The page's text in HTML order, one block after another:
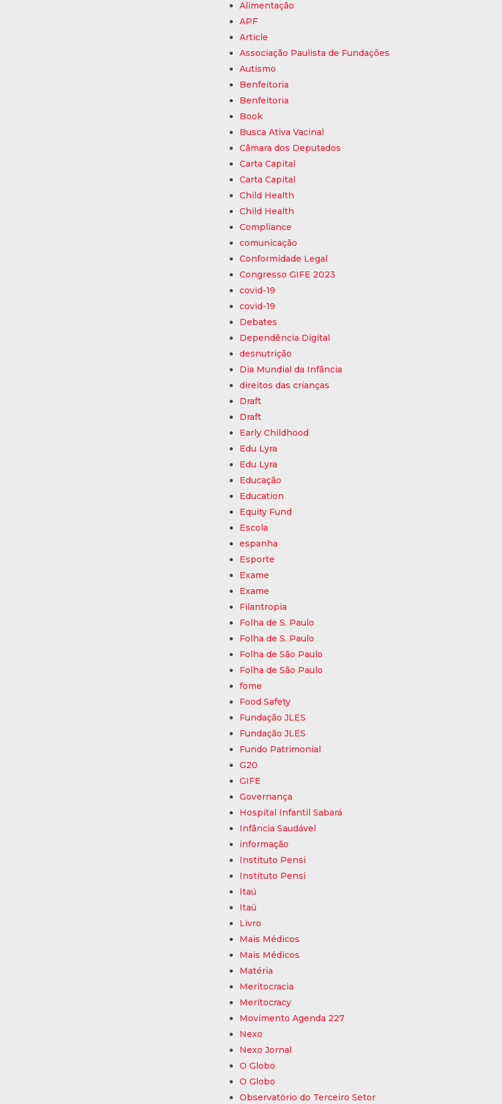
Alimentação
APF
Article
Associação Paulista de Fundações
Autismo
Benfeitoria
Benfeitoria
Book
Busca Ativa Vacinal
Câmara dos Deputados
Carta Capital
Carta Capital
Child Health
Child Health
Compliance
comunicação
Conformidade Legal
Congresso GIFE 2023
covid-19
covid-19
Debates
Dependência Digital
desnutrição
Dia Mundial da Infância
direitos das crianças
Draft
Draft
Early Childhood
Edu Lyra
Edu Lyra
Educação
Education
Equity Fund
Escola
espanha
Esporte
Exame
Exame
Filantropia
Folha de S. Paulo
Folha de S. Paulo
Folha de São Paulo
Folha de São Paulo
fome
Food Safety
Fundação JLES
Fundação JLES
Fundo Patrimonial
G20
GIFE
Governança
Hospital Infantil Sabará
Infância Saudável
informação
Instituto Pensi
Instituto Pensi
Itaú
Itaú
Livro
Mais Médicos
Mais Médicos
Matéria
Meritocracia
Meritocracy
Movimento Agenda 227
Nexo
Nexo Jornal
O Globo
O Globo
Observatório do Terceiro Setor